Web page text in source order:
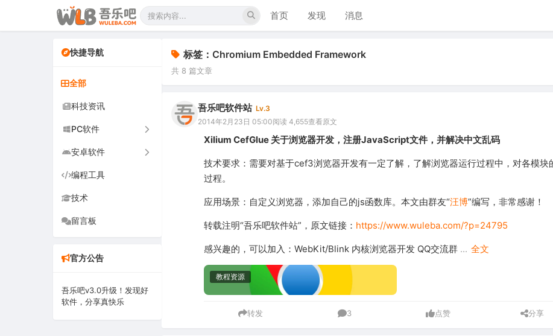
首页 发现 消息
快捷导航
全部
科技资讯
PC软件
办公软件
网络软件
音频视频
系统下载
安卓软件
手机软件
车机软件
编程工具
技术
留言板
官方公告
吾乐吧v3.0升级！发现好
软件，分享真快乐
标签：Chromium Embedded Framework
共 8 篇文章
吾乐吧软件站 Lv.3
2014年2月23日 05:00阅读 4,655查看原文
Xilium CefGlue 关于浏览器开发，注册JavaScript文件，并解决中文乱码
技术要求：需要对基于cef3浏览器开发有一定了解，了解浏览器运行过程中，对各模块
过程。
应用场景：自定义浏览器，添加自己的js函数库。本文由群友“汪博”编写，非常感谢！
转载注明“吾乐吧软件站”，原文链接： https://www.wuleba.com/?p=24795
感兴趣的，可以加入：WebKit/Blink 内核浏览器开发 QQ交流群 ... 全文
教程资源
转发 3 点赞 分享